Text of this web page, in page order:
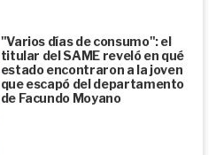
"Varios días de consumo": el
titular del SAME reveló en qué
estado encontraron a la joven
que escapó del departamento
de Facundo Moyano